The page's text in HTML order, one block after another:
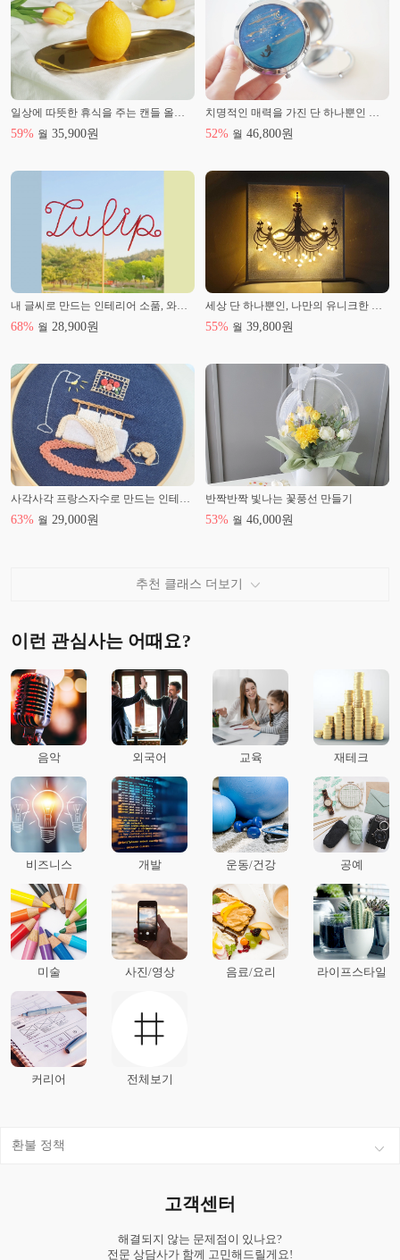
59% 월 35,900원 52% 월 46,800원
내 글씨로 만드는 인테리어 소품, 와이어 레터링
68% 월 28,900원
세상 단 하나뿐인, 나만의 유니크한 캔버스 조명 만들기
55% 월 39,800원
사각사각 프랑스자수로 만드는 인테리어 문걸이, 기초부터 고급까지 올인원 과정
63% 월 29,000원
반짝반짝 빛나는 꽃풍선 만들기
53% 월 46,000원
추천 클래스 더보기
이런 관심사는 어때요?
음악 외국어 교육 재테크
비즈니스 개발 운동/건강 공예
미술 사진/영상 음료/요리 라이프스타일
커리어 전체보기
환불 정책
고객센터
해결되지 않는 문제점이 있나요?
전문 상담사가 함께 고민해드릴게요!